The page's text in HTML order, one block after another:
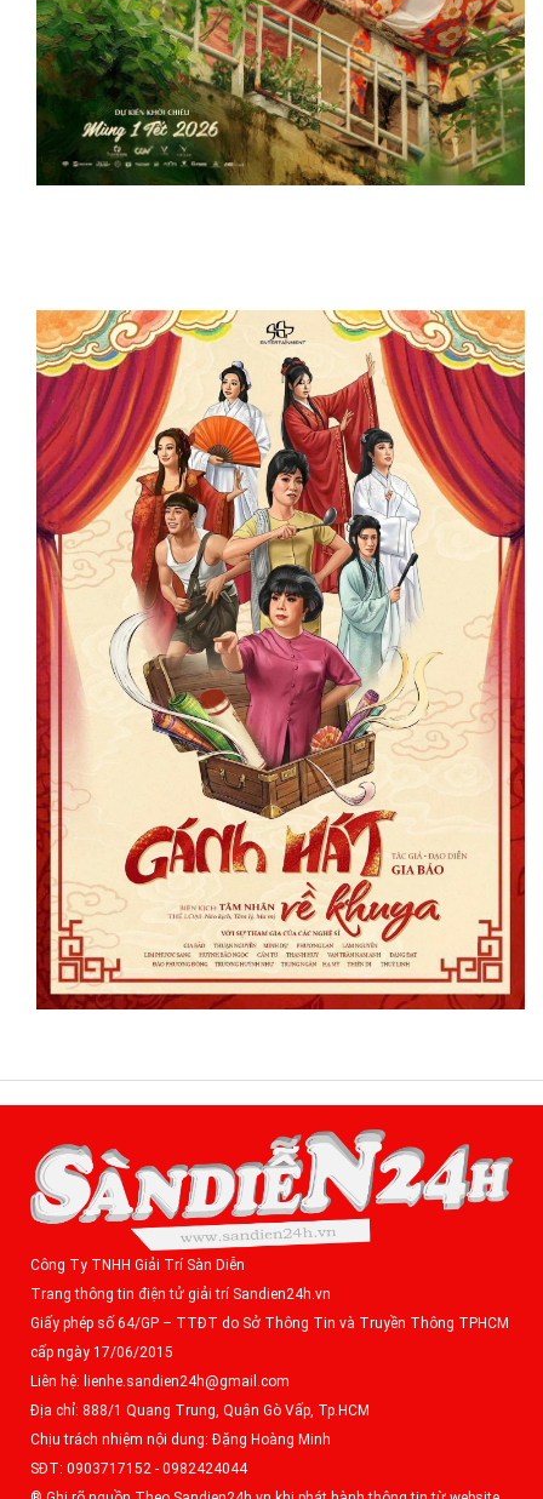
Công Ty TNHH Giải Trí Sàn Diễn
Trang thông tin điện tử giải trí Sandien24h.vn
Giấy phép số 64/GP – TTĐT do Sở Thông Tin và Truyền Thông TPHCM
cấp ngày 17/06/2015
Liên hệ: lienhe.sandien24h@gmail.com
Địa chỉ: 888/1 Quang Trung, Quận Gò Vấp, Tp.HCM
Chịu trách nhiệm nội dung: Đặng Hoàng Minh
SĐT: 0903717152 - 0982424044